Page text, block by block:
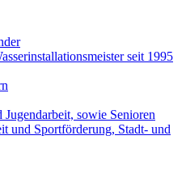
seit 1995
sowie Senioren
und Sportförderung, Stadt- und